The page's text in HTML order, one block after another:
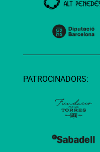
PATROCINADORS: